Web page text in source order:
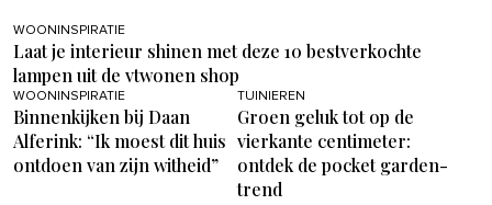
WOONINSPIRATIE
Laat je interieur shinen met deze 10 bestverkochte
lampen uit de vtwonen shop
WOONINSPIRATIE
Binnenkijken bij Daan
Alferink: “Ik moest dit huis
ontdoen van zijn witheid”
TUINIEREN
Groen geluk tot op de
vierkante centimeter:
ontdek de pocket garden-
trend